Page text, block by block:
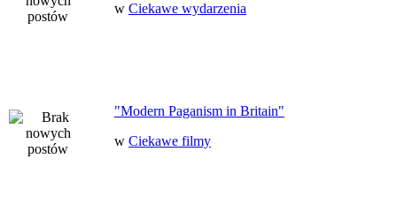
w Ciekawe wydarzenia
"Modern Paganism in Britain"
w Ciekawe filmy